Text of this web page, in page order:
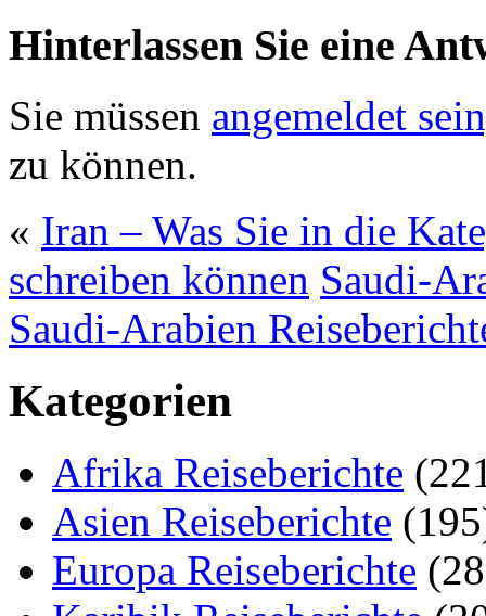
Hinterlassen Sie eine
Sie müssen angemeldet
zu können.
« Iran – Was Sie in die
schreiben können Saudi-
Saudi-Arabien
Kategorien
Afrika Reiseberichte
Asien Reiseberichte
Europa Reiseberichte